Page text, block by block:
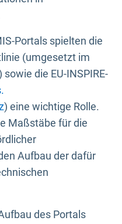
Portals spielten die
(umgesetzt im
sowie die EU-INSPIRE-
) eine wichtige Rolle.
Maßstäbe für die
Aufbau der dafür
des Portals